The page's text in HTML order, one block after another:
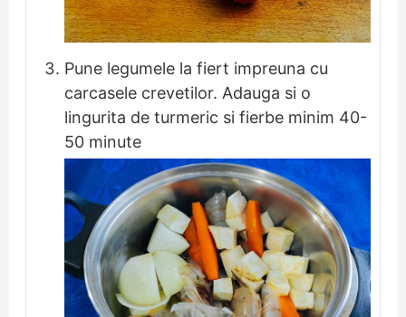
Pune legumele la fiert impreuna cu
carcasele crevetilor. Adauga si o
lingurita de turmeric si fierbe minim 40-
50 minute